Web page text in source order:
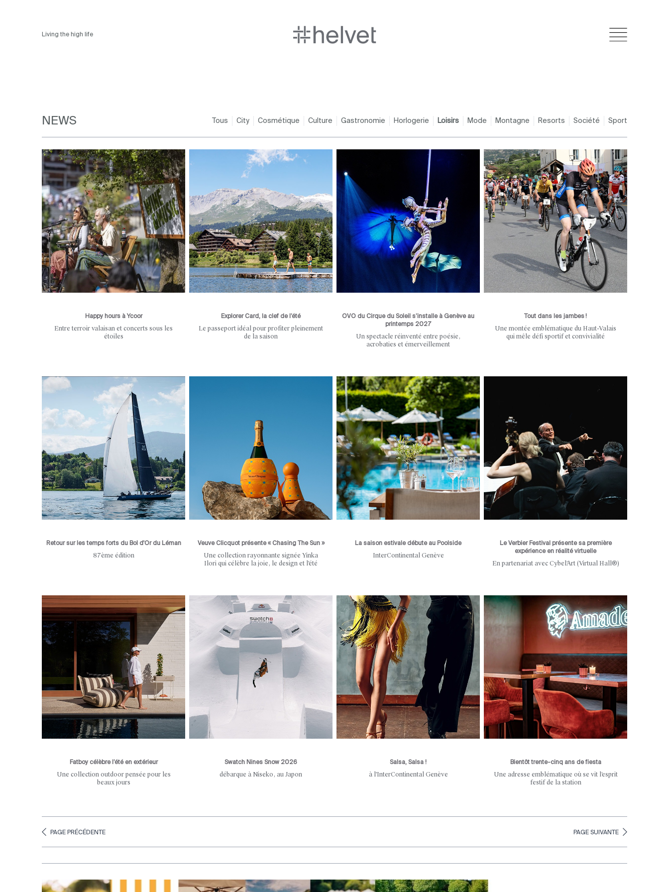
Living the high life
NEWS Tous City Cosmétique Culture Gastronomie Horlogerie Loisirs Mode Montagne Resorts Société Sport
Happy hours à Ycoor
Entre terroir valaisan et concerts sous les
étoiles
Explorer Card, la clef de l’été
Le passeport idéal pour profiter pleinement
de la saison
OVO du Cirque du Soleil s’installe à Genève au
printemps 2027
Un spectacle réinventé entre poésie,
acrobaties et émerveillement
Tout dans les jambes !
Une montée emblématique du Haut-Valais
qui mêle défi sportif et convivialité
Retour sur les temps forts du Bol d'Or du Léman
87ème édition
Veuve Clicquot présente « Chasing The Sun »
Une collection rayonnante signée Yinka
Ilori qui célèbre la joie, le design et l'été
La saison estivale débute au Poolside
InterContinental Genève
Le Verbier Festival présente sa première
expérience en réalité virtuelle
En partenariat avec Cybel’Art (Virtual Hall®)
Fatboy célèbre l’été en extérieur
Une collection outdoor pensée pour les
beaux jours
Swatch Nines Snow 2026
débarque à Niseko, au Japon
Salsa, Salsa !
à l'InterContinental Genève
Bientôt trente-cinq ans de fiesta
Une adresse emblématique où se vit l’esprit
festif de la station
PAGE PRÉCÉDENTE PAGE SUIVANTE